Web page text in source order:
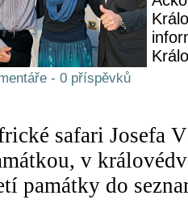
- 0 příspěvků
safari Josefa
v
památky do